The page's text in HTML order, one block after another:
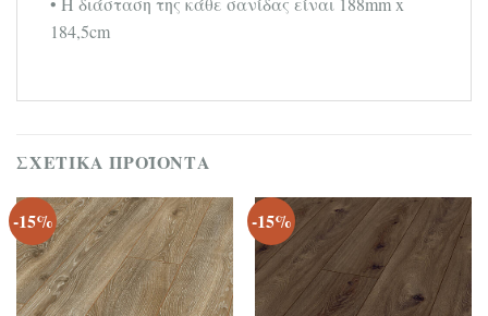
184,5cm
ΣΧΕΤΙΚΆ ΠΡΟΪΌΝΤΑ
-15% -15%